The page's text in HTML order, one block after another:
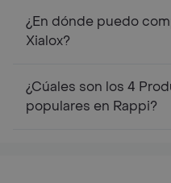
¿En dónde puedo
Xialox?
¿Cúales son los 4
populares en Rappi?